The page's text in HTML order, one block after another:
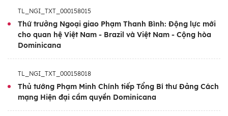
Chuyến thăm góp phần tạo động lực thúc
đẩy mở rộng quan hệ kinh tế, thương mại,
đầu tư giữa Việt Nam và Cộng hòa
Dominicana, nhất là trong các lĩnh vực nhiều
sản xuất vật liệu xây dựng, kinh doanh khu
chế xuất, năng lượng-dầu khí, viễn thông và
TL_NGI_TXT_000158015
Thứ trưởng Ngoại giao Phạm Thanh Bình: Động lực mới
cho quan hệ Việt Nam - Brazil và Việt Nam - Cộng hòa
Dominicana
TL_NGI_TXT_000158018
Thủ tướng Phạm Minh Chính tiếp Tổng Bí thư Đảng Cách
mạng Hiện đại cầm quyền Dominicana